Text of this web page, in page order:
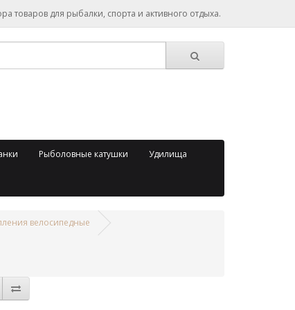
товаров для рыбалки, спорта и активного отдыха.
Рыболовные катушки Удилища
велосипедные